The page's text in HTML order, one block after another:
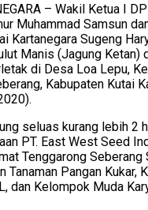
– Wakil Ketua I
Muhammad Samsun
Kartanegara Sugeng
Manis (Jagung Ketan)
di Desa Loa Lepu,
Kabupaten Kutai
seluas kurang lebih 2
PT. East West Seed
Tenggarong
Tanaman Pangan Kukar,
dan Kelompok Muda